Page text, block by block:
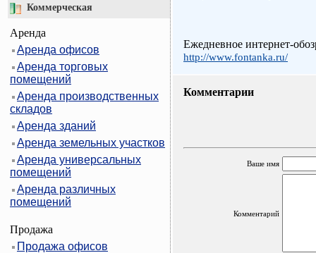
Коммерческая
Аренда
Аренда офисов
Аренда торговых
помещений
Аренда производственных
складов
Аренда зданий
Аренда земельных участков
Аренда универсальных
помещений
Аренда различных
помещений
Продажа
Продажа офисов
Ежедневное интернет-
http://www.fontanka.ru/
Комментарии
Ваше имя
Комментарий